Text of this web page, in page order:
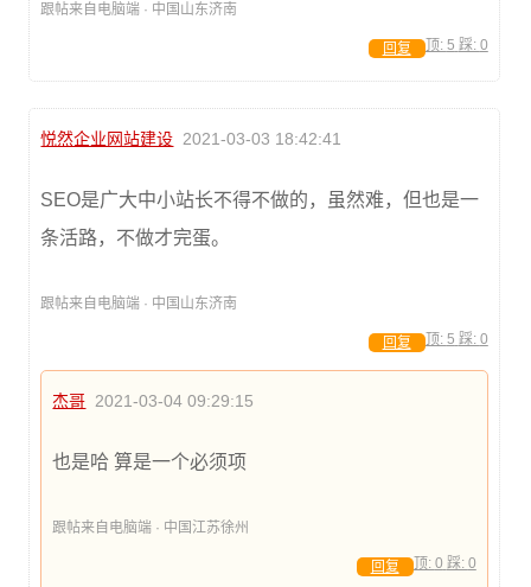
跟帖来自电脑端 · 中国山东济南
顶: 5 踩: 0
回复
悦然企业网站建设 2021-03-03 18:42:41
SEO是广大中小站长不得不做的，虽然难，但也是一
条活路，不做才完蛋。
跟帖来自电脑端 · 中国山东济南
顶: 5 踩: 0
回复
杰哥 2021-03-04 09:29:15
也是哈 算是一个必须项
跟帖来自电脑端 · 中国江苏徐州
顶: 0 踩: 0
回复